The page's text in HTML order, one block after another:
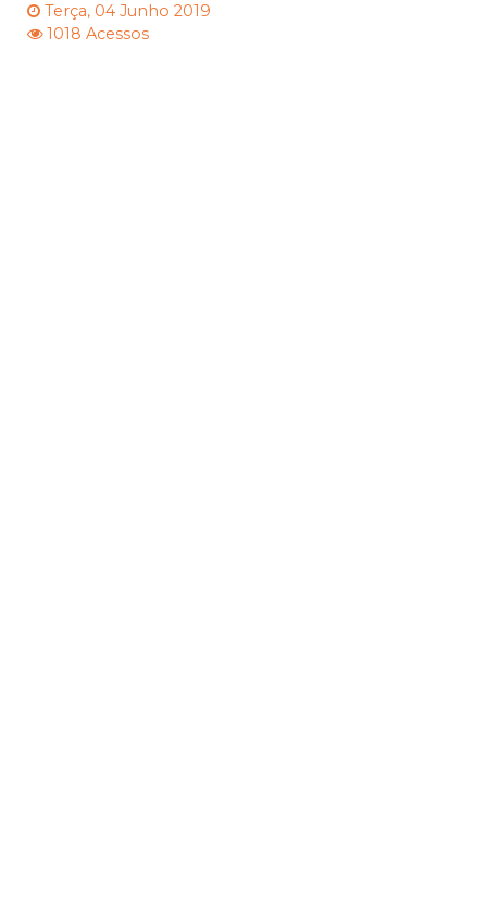
Terça, 04 Junho 2019
1018 Acessos